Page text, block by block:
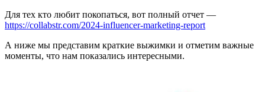
Для тех кто любит покопаться, вот полный отчет —
https://collabstr.com/2024-influencer-marketing-report
А ниже мы представим краткие выжимки и отметим важные
моменты, что нам показались интересными.